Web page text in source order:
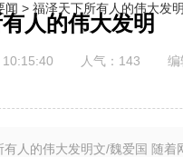
闻 > 福泽天下所有人的伟大发
人的伟大发明
人气： 143
编
有人的伟大发明文/魏爱国 随